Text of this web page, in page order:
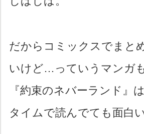
だからコミックスでまと
いけど…っていうマンガ
『約束のネバーランド』
タイムで読んでても面白い